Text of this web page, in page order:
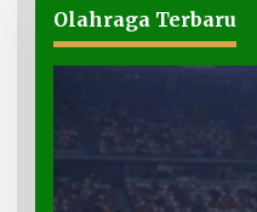
Olahraga Terbaru